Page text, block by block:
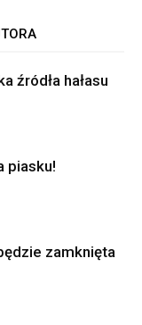
źródła hałasu
piasku!
zamknięta